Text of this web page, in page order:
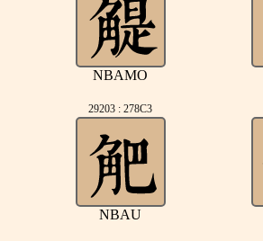
NBAMO
29203 : 278C3
NBAU